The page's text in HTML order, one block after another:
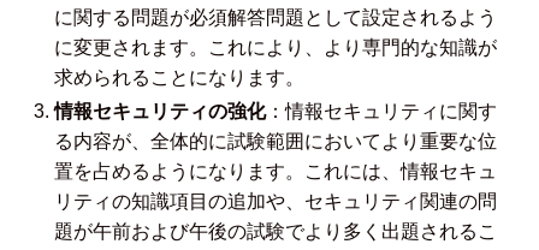
に関する問題が必須解答問題として設定されるよう
に変更されます。これにより、より専門的な知識が
求められることになります。
情報セキュリティの強化：情報セキュリティに関す
る内容が、全体的に試験範囲においてより重要な位
置を占めるようになります。これには、情報セキュ
リティの知識項目の追加や、セキュリティ関連の問
題が午前および午後の試験でより多く出題されるこ